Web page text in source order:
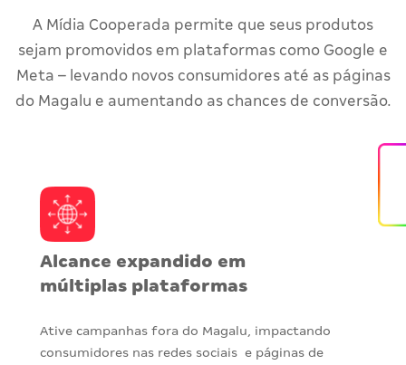
A Mídia Cooperada permite que seus produtos
sejam promovidos em plataformas como Google e
Meta – levando novos consumidores até as páginas
do Magalu e aumentando as chances de conversão.
Alcance expandido em
múltiplas plataformas
Ative campanhas fora do Magalu, impactando
consumidores nas redes sociais e páginas de